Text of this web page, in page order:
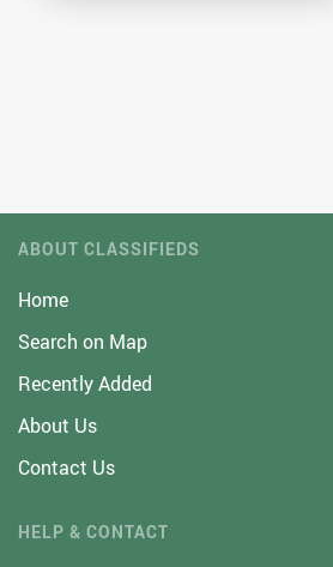
ABOUT CLASSIFIEDS
Home
Search on Map
Recently Added
About Us
Contact Us
HELP & CONTACT